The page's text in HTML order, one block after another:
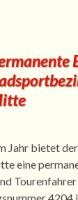
Jahr bietet
eine